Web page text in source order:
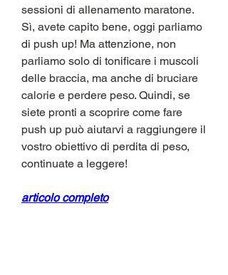
sessioni di allenamento maratone.
Sì, avete capito bene, oggi parliamo
di push up! Ma attenzione, non
parliamo solo di tonificare i muscoli
delle braccia, ma anche di bruciare
calorie e perdere peso. Quindi, se
siete pronti a scoprire come fare
push up può aiutarvi a raggiungere il
vostro obiettivo di perdita di peso,
continuate a leggere!
articolo completo